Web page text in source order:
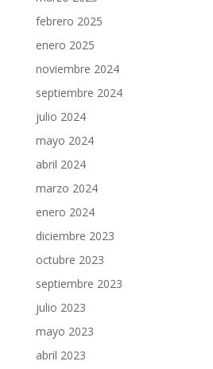
febrero 2025
enero 2025
noviembre 2024
septiembre 2024
julio 2024
mayo 2024
abril 2024
marzo 2024
enero 2024
diciembre 2023
octubre 2023
septiembre 2023
julio 2023
mayo 2023
abril 2023